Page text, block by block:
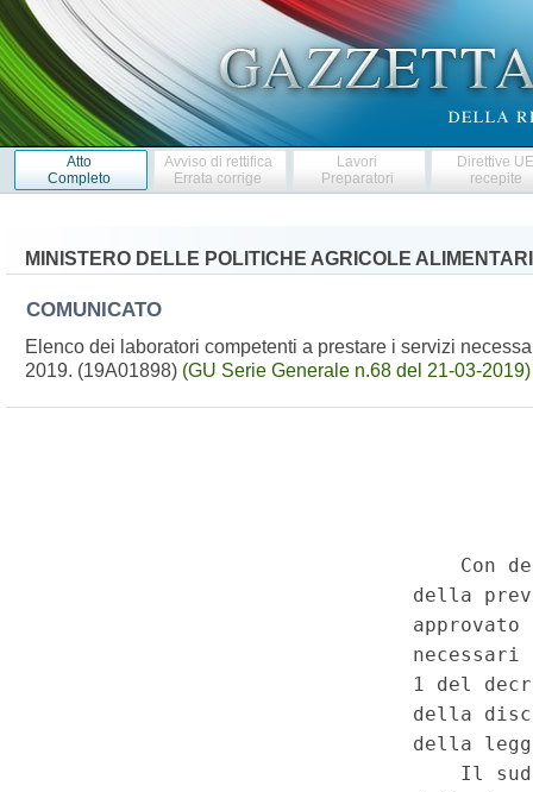
Atto
Completo
Avviso di rettifica
Errata corrige
Lavori
Preparatori
Direttive
recepite
MINISTERO DELLE POLITICHE AGRICOLE
COMUNICATO
Elenco dei laboratori competenti a prestare i servizi
2019. (19A01898) (GU Serie Generale n.68 del 21-03-2019)